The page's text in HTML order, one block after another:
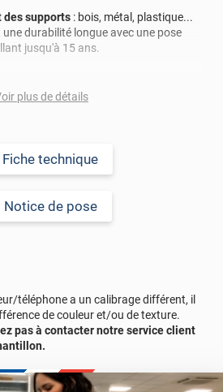
des supports : bois, métal, plastique...
durabilité longue avec une pose
jusqu'à 15 ans.
plus de détails
Fiche technique
Notice de pose
téléphone a un calibrage différent, il
de couleur et/ou de texture.
pas à contacter notre service client